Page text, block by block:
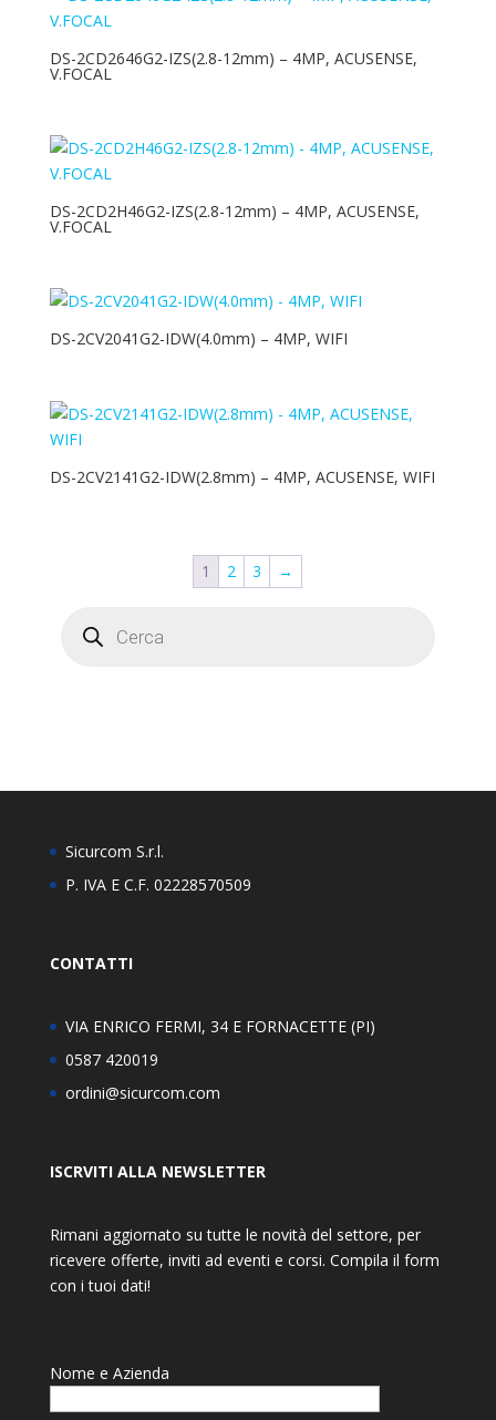
DS-2CD2646G2-IZS(2.8-12mm) – 4MP, ACUSENSE,
V.FOCAL
DS-2CD2H46G2-IZS(2.8-12mm) – 4MP, ACUSENSE,
V.FOCAL
DS-2CV2041G2-IDW(4.0mm) – 4MP, WIFI
DS-2CV2141G2-IDW(2.8mm) – 4MP, ACUSENSE, WIFI
1 2 3
→
search
Sicurcom S.r.l.
P. IVA E C.F. 02228570509
CONTATTI
VIA ENRICO FERMI, 34 E FORNACETTE (PI)
0587 420019
ordini@sicurcom.com
ISCRVITI ALLA NEWSLETTER
Rimani aggiornato su tutte le novità del settore, per
ricevere offerte, inviti ad eventi e corsi. Compila il form
con i tuoi dati!
Nome e Azienda